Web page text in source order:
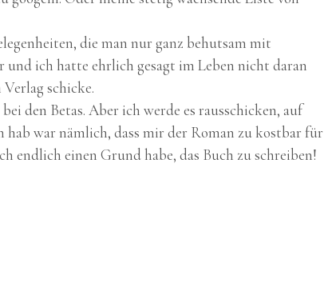
die man nur ganz behutsam mit
und ich hatte ehrlich gesagt im Leben nicht daran
schicke.
den Betas. Aber ich werde es rausschicken, auf
hab war nämlich, dass mir der Roman zu kostbar für
endlich einen Grund habe, das Buch zu schreiben!